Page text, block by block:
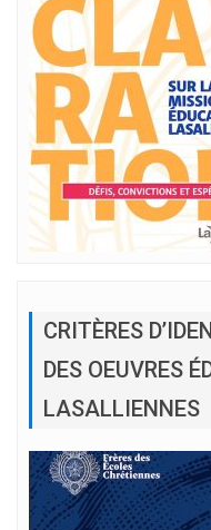
CRITÈRES
DES OEUVRES
LASALLIENNES